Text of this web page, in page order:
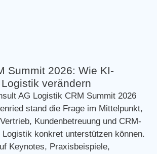
Summit 2026: Wie KI-
verändern
AG Logistik CRM Summit 2026
stand die Frage im Mittelpunkt,
Kundenbetreuung und CRM-
konkret unterstützen können.
Keynotes, Praxisbeispiele,